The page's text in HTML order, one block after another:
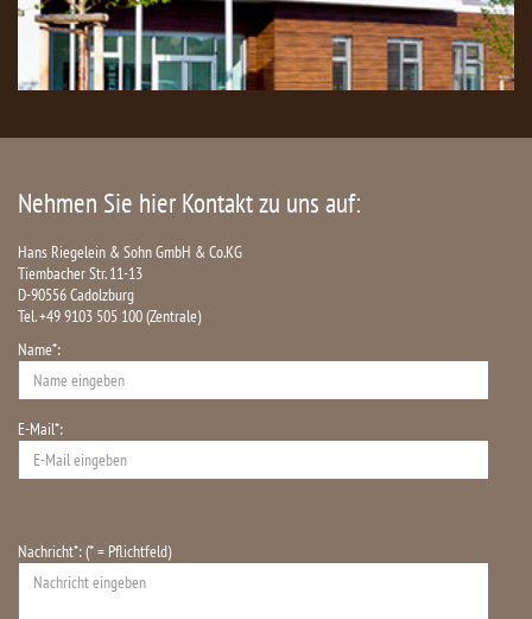
Nehmen Sie hier Kontakt zu uns auf:
Hans Riegelein & Sohn GmbH & Co.KG
Tiembacher Str. 11-13
D-90556 Cadolzburg
Tel. +49 9103 505 100 (Zentrale)
Name*:
E-Mail*:
Nachricht*: (* = Pflichtfeld)